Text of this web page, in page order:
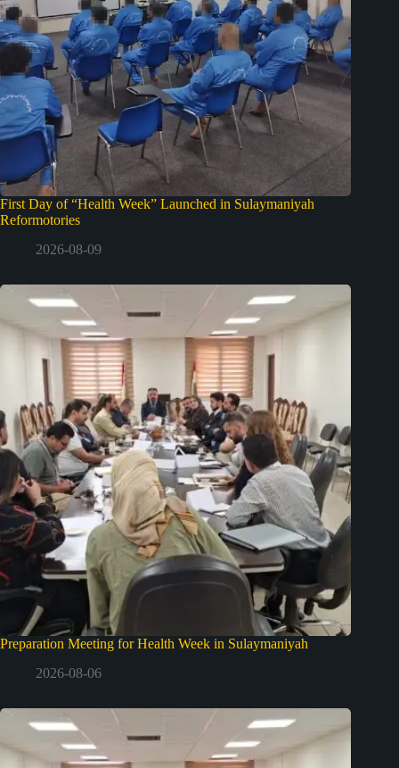
First Day of “Health Week” Launched in Sulaymaniyah
Reformotories
2026-08-09
Preparation Meeting for Health Week in Sulaymaniyah
2026-08-06